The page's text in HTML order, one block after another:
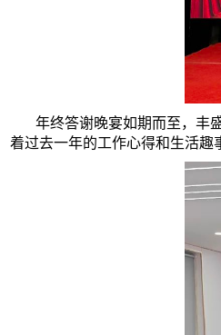
年终答谢晚宴如期而至，丰
着过去一年的工作心得和生活